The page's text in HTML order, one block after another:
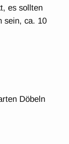
es sollten
sein, ca. 10
Döbeln